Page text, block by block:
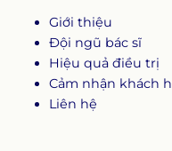
Giới thiệu
Đội ngũ bác sĩ
Hiệu quả điều trị
Cảm nhận khách
Liên hệ